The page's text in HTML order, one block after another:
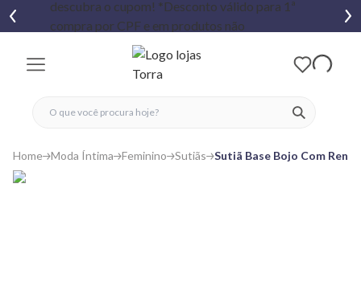
ver
fechar menu
fechar menu
favoritos
Home Moda Íntima Feminino Sutiãs Sutiã Base Bojo Com